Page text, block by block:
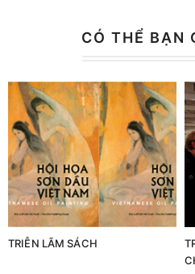
CÓ THỂ BẠN
TRIỄN LÃM SÁCH